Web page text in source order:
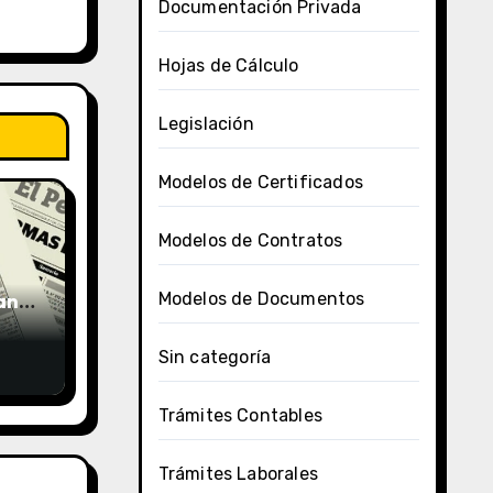
Documentación Privada
Hojas de Cálculo
Legislación
Modelos de Certificados
Modelos de Contratos
Modelos de Documentos
Sin categoría
Trámites Contables
Trámites Laborales